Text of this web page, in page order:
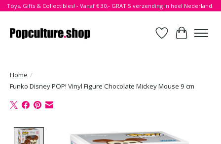
Toys, Gifts & Collectibles! - Vanaf € 30,- GRATIS verzending in heel Nederland.
Verlanglijst
Home /
Funko Disney POP! Vinyl Figure Chocolate Mickey Mouse 9 cm
Product image slideshow Items